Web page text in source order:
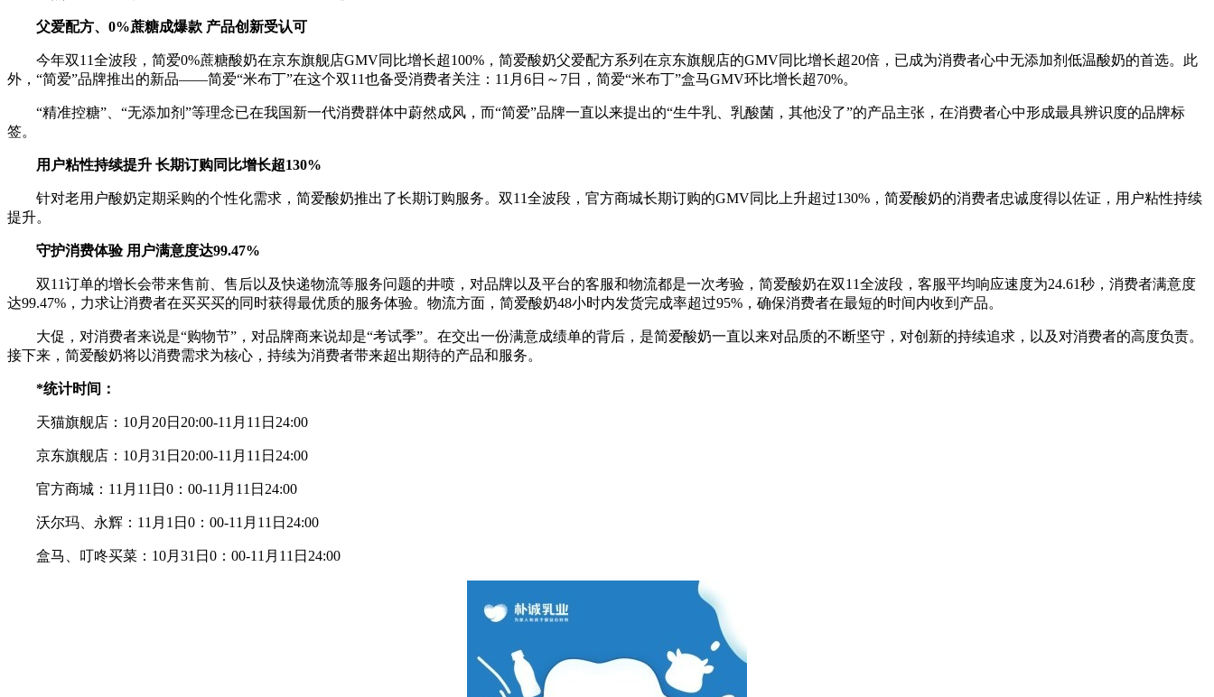
父爱配方、0%蔗糖成爆款 产品创新受认可
今年双11全波段，简爱0%蔗糖酸奶在京东旗舰店GMV同比增长超100%，简爱酸奶父爱配方系列在京东旗舰店的GMV同比增长超20倍，已成为消费者心中无添加剂低温酸奶的首选。此
外，“简爱”品牌推出的新品——简爱“米布丁”在这个双11也备受消费者关注：11月6日～7日，简爱“米布丁”盒马GMV环比增长超70%。
“精准控糖”、“无添加剂”等理念已在我国新一代消费群体中蔚然成风，而“简爱”品牌一直以来提出的“生牛乳、乳酸菌，其他没了”的产品主张，在消费者心中形成最具辨识度的品牌标
签。
用户粘性持续提升 长期订购同比增长超130%
针对老用户酸奶定期采购的个性化需求，简爱酸奶推出了长期订购服务。双11全波段，官方商城长期订购的GMV同比上升超过130%，简爱酸奶的消费者忠诚度得以佐证，用户粘性持续
提升。
守护消费体验 用户满意度达99.47%
双11订单的增长会带来售前、售后以及快递物流等服务问题的井喷，对品牌以及平台的客服和物流都是一次考验，简爱酸奶在双11全波段，客服平均响应速度为24.61秒，消费者满意度
达99.47%，力求让消费者在买买买的同时获得最优质的服务体验。物流方面，简爱酸奶48小时内发货完成率超过95%，确保消费者在最短的时间内收到产品。
大促，对消费者来说是“购物节”，对品牌商来说却是“考试季”。在交出一份满意成绩单的背后，是简爱酸奶一直以来对品质的不断坚守，对创新的持续追求，以及对消费者的高度负责。
接下来，简爱酸奶将以消费需求为核心，持续为消费者带来超出期待的产品和服务。
*统计时间：
天猫旗舰店：10月20日20:00-11月11日24:00
京东旗舰店：10月31日20:00-11月11日24:00
官方商城：11月11日0：00-11月11日24:00
沃尔玛、永辉：11月1日0：00-11月11日24:00
盒马、叮咚买菜：10月31日0：00-11月11日24:00